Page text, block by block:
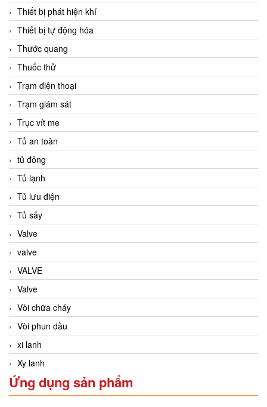
Thiết bị phát hiện khí
Thiết bị tự động hóa
Thước quang
Thuốc thử
Trạm điện thoại
Trạm giám sát
Trục vít me
Tủ an toàn
tủ đông
Tủ lạnh
Tủ lưu điện
Tủ sấy
Valve
valve
VALVE
Valve
Vòi chữa cháy
Vòi phun dầu
xi lanh
Xy lanh
Ứng dụng sản phẩm